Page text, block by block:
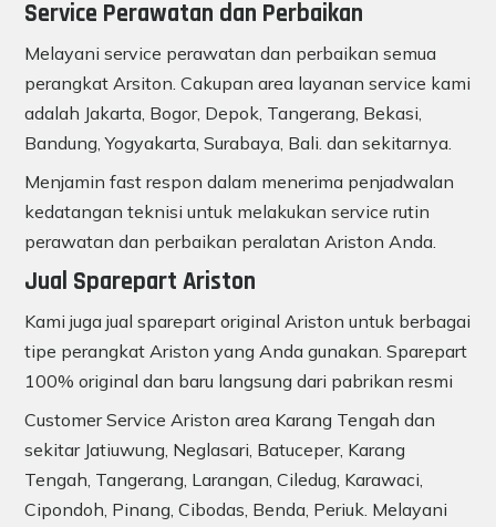
Service Perawatan dan Perbaikan
Melayani service perawatan dan perbaikan semua
perangkat Arsiton. Cakupan area layanan service kami
adalah Jakarta, Bogor, Depok, Tangerang, Bekasi,
Bandung, Yogyakarta, Surabaya, Bali. dan sekitarnya.
Menjamin fast respon dalam menerima penjadwalan
kedatangan teknisi untuk melakukan service rutin
perawatan dan perbaikan peralatan Ariston Anda.
Jual Sparepart Ariston
Kami juga jual sparepart original Ariston untuk berbagai
tipe perangkat Ariston yang Anda gunakan. Sparepart
100% original dan baru langsung dari pabrikan resmi
Customer Service Ariston area Karang Tengah dan
sekitar Jatiuwung, Neglasari, Batuceper, Karang
Tengah, Tangerang, Larangan, Ciledug, Karawaci,
Cipondoh, Pinang, Cibodas, Benda, Periuk. Melayani